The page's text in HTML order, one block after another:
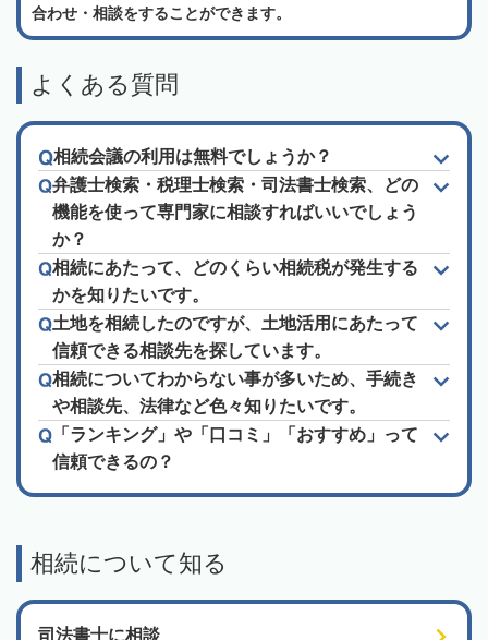
合わせ・相談をすることができます。
よくある質問
相続会議の利用は無料でしょうか？
弁護士検索・税理士検索・司法書士検索、どの
機能を使って専門家に相談すればいいでしょう
か？
相続にあたって、どのくらい相続税が発生する
かを知りたいです。
土地を相続したのですが、土地活用にあたって
信頼できる相談先を探しています。
相続についてわからない事が多いため、手続き
や相談先、法律など色々知りたいです。
「ランキング」や「口コミ」「おすすめ」って
信頼できるの？
相続について知る
司法書士に相談